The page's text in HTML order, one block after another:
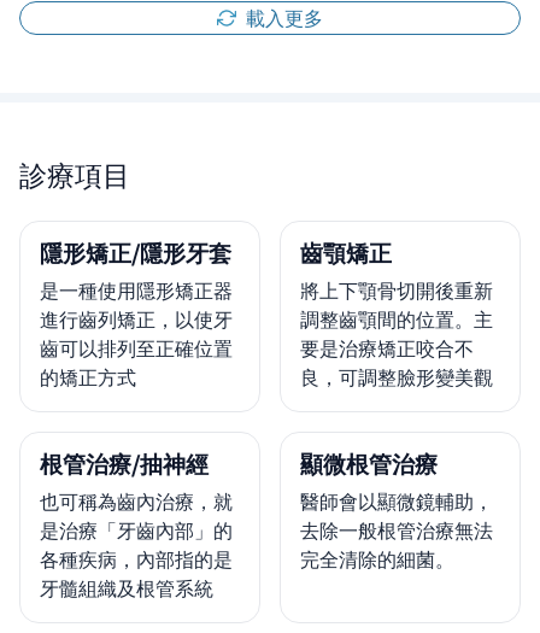
載入更多
診療項目
隱形矯正/隱形牙套
是一種使用隱形矯正器
進行齒列矯正，以使牙
齒可以排列至正確位置
的矯正方式
齒顎矯正
將上下顎骨切開後重新
調整齒顎間的位置。主
要是治療矯正咬合不
良，可調整臉形變美觀
根管治療/抽神經
也可稱為齒內治療，就
是治療「牙齒內部」的
各種疾病，內部指的是
牙髓組織及根管系統
顯微根管治療
醫師會以顯微鏡輔助，
去除一般根管治療無法
完全清除的細菌。